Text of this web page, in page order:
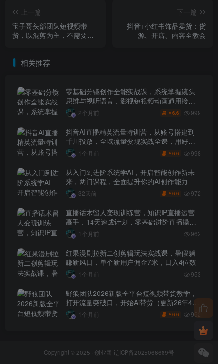
上一篇
宝子哥头部团队短视频带
货，以混剪为主，不需要真
下一篇
抖音+小红书饰品卖货：货
源、开店、内容全教会
相关推荐
零基础分镜创作全能实战课，系统掌握镜头
思维与视听语言，影视短视频动画通用接单
技能2个月前 ￥6.6 999
抖音AI直播精英流量特训营，从账号搭建到
千川投放，全域流量变现实战全课，用好工
具让賺钱更简单
1个月前 ￥6.6 998
从入门到进阶系统学AI，开启智能创作新未
来，两门课程，全面提升你的AI创作能力
32天前 ￥6.6 972
直播话术留人变现训练营，知识IP直播运营
高手，14天速成计划，零基础进阶直播操盘
手
1个月前 962
红果漫剧拉新二创剪辑玩法实战课，暑假躺
賺新风口，单个新用户佣金7米，日入4位数
1个月前 953
野狼团队2026新版全平台短视频带货教学，
打开流量突破口，开始Ai带货（更新26年4月
25日）1个月前 ￥6.6 952
Copyright © 2025 · 创业团 辽ICP备2025066689号